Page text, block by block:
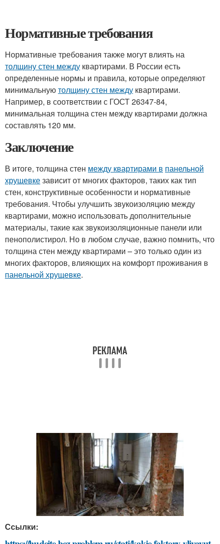
Нормативные требования
Нормативные требования также могут влиять на
толщину стен между квартирами. В России есть
определенные нормы и правила, которые определяют
минимальнуютолщину стен между квартирами.
Например, в соответствии с ГОСТ 26347-84,
минимальная толщина стен между квартирами должна
составлять 120 мм.
Заключение
В итоге, толщина стен между квартирами в панельной
хрущевкезависит от многих факторов, таких как тип
стен, конструктивные особенности и нормативные
требования. Чтобы улучшить звукоизоляцию между
квартирами, можно использовать дополнительные
материалы, такие как звукоизоляционные панели или
пенополистирол. Но в любом случае, важно помнить, что
толщина стен между квартирами – это только один из
многих факторов, влияющих на комфорт проживания в
панельной хрущевке.
Ссылки: